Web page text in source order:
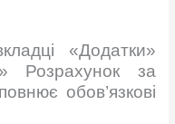
«Додатки»
Розрахунок за
обов’язкові